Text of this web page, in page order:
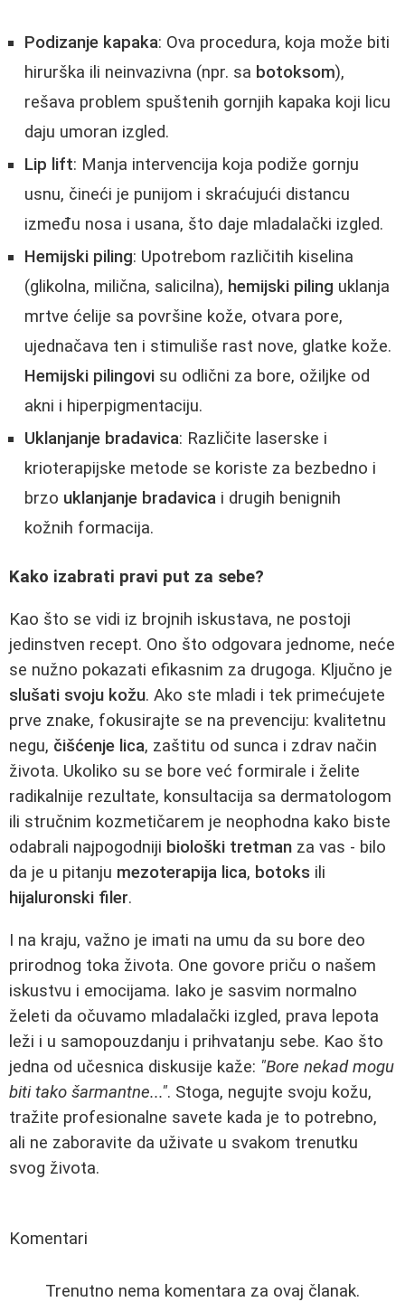
Podizanje kapaka: Ova procedura, koja može biti
hirurška ili neinvazivna (npr. sa botoksom),
rešava problem spuštenih gornjih kapaka koji licu
daju umoran izgled.
Lip lift: Manja intervencija koja podiže gornju
usnu, čineći je punijom i skraćujući distancu
između nosa i usana, što daje mladalački izgled.
Hemijski piling: Upotrebom različitih kiselina
(glikolna, milična, salicilna), hemijski piling uklanja
mrtve ćelije sa površine kože, otvara pore,
ujednačava ten i stimuliše rast nove, glatke kože.
Hemijski pilingovi su odlični za bore, ožiljke od
akni i hiperpigmentaciju.
Uklanjanje bradavica: Različite laserske i
krioterapijske metode se koriste za bezbedno i
brzo uklanjanje bradavica i drugih benignih
kožnih formacija.
Kako izabrati pravi put za sebe?
Kao što se vidi iz brojnih iskustava, ne postoji
jedinstven recept. Ono što odgovara jednome, neće
se nužno pokazati efikasnim za drugoga. Ključno je
slušati svoju kožu. Ako ste mladi i tek primećujete
prve znake, fokusirajte se na prevenciju: kvalitetnu
negu, čišćenje lica, zaštitu od sunca i zdrav način
života. Ukoliko su se bore već formirale i želite
radikalnije rezultate, konsultacija sa dermatologom
ili stručnim kozmetičarem je neophodna kako biste
odabrali najpogodniji biološki tretman za vas - bilo
da je u pitanju mezoterapija lica, botoks ili
hijaluronski filer.
I na kraju, važno je imati na umu da su bore deo
prirodnog toka života. One govore priču o našem
iskustvu i emocijama. Iako je sasvim normalno
želeti da očuvamo mladalački izgled, prava lepota
leži i u samopouzdanju i prihvatanju sebe. Kao što
jedna od učesnica diskusije kaže: "Bore nekad mogu
biti tako šarmantne...". Stoga, negujte svoju kožu,
tražite profesionalne savete kada je to potrebno,
ali ne zaboravite da uživate u svakom trenutku
svog života.
Komentari
Trenutno nema komentara za ovaj članak.